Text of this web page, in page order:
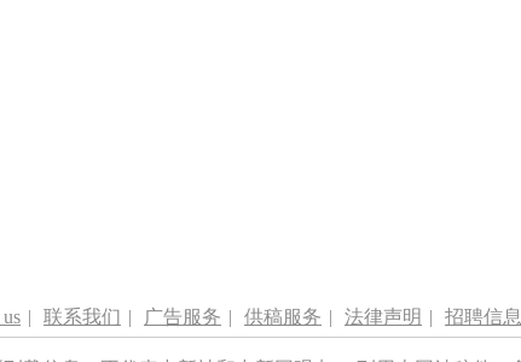
| 联系我们 | 广告服务 | 供稿服务 | 法律声明 | 招聘信息